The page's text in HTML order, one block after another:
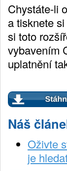
Chystáte-li
a tisknete
si toto
vybavením
uplatnění
Náš
Oživte
je